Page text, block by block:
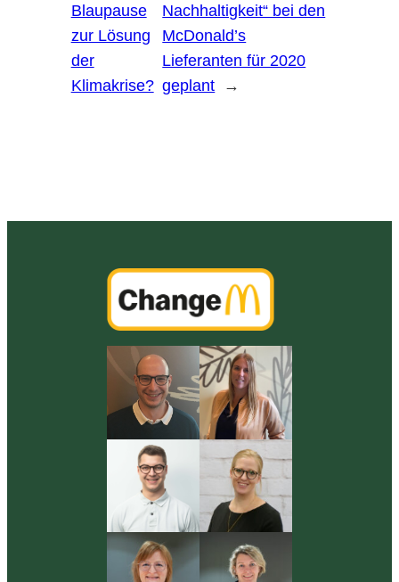
Blaupause
zur Lösung
der
Klimakrise?
Nachhaltigkeit“ bei den
McDonald’s
Lieferanten für 2020
geplant
→